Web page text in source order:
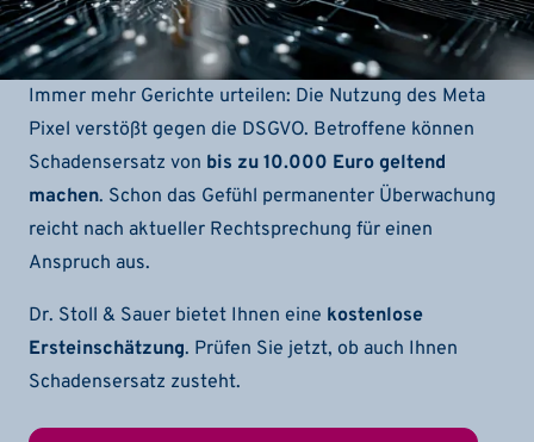
Immer mehr Gerichte urteilen: Die Nutzung des Meta
Pixel verstößt gegen die DSGVO. Betroffene können
Schadensersatz von bis zu 10.000 Euro geltend
machen. Schon das Gefühl permanenter Überwachung
reicht nach aktueller Rechtsprechung für einen
Anspruch aus.
Dr. Stoll & Sauer bietet Ihnen eine kostenlose
Ersteinschätzung. Prüfen Sie jetzt, ob auch Ihnen
Schadensersatz zusteht.